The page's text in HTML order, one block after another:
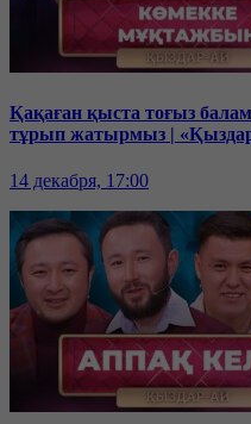
Қақаған қыста тоғыз
тұрып жатырмыз |
14 декабря, 17:00